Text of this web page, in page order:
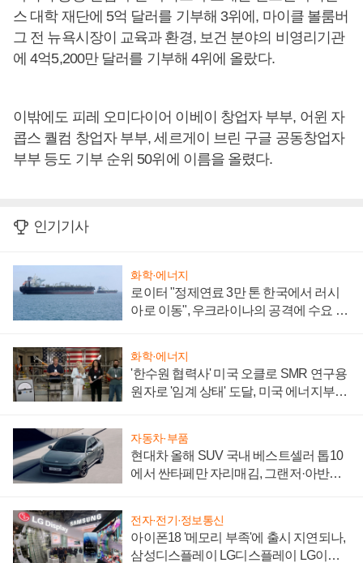
스 대학 재단에 5억 달러를 기부해 3위에, 마이클 볼룸버
그 전 뉴욕시장이 교육과 환경, 보건 분야의 비영리기관
에 4억5,200만 달러를 기부해 4위에 올랐다.
이밖에도 피레 오미다이어 이베이 창업자 부부, 어윈 자
콥스 퀄컴 창업자 부부, 세르게이 브린 구글 공동창업자
부부 등도 기부 순위 50위에 이름을 올렸다.
인기기사
화학·에너지
로이터 "정제연료 3만 톤 한국에서 러시
아로 이동", 우크라이나의 공격에 수요 늘
화학·에너지
'한수원 협력사' 미국 오클로 SMR 연구용
원자로 '임계 상태' 도달, 미국 에너지부
자동차·부품
현대차 올해 SUV 국내 베스트셀러 톱10
에서 싼타페만 자리매김, 그랜저·아반떼
전자·전기·정보통신
아이폰18 '메모리 부족'에 출시 지연되나,
삼성디스플레이 LG디스플레이 LG이노